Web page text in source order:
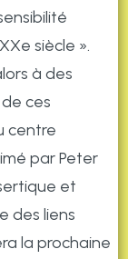
siècle ».
à des
ces
centre
par Peter
et
des liens
la prochaine